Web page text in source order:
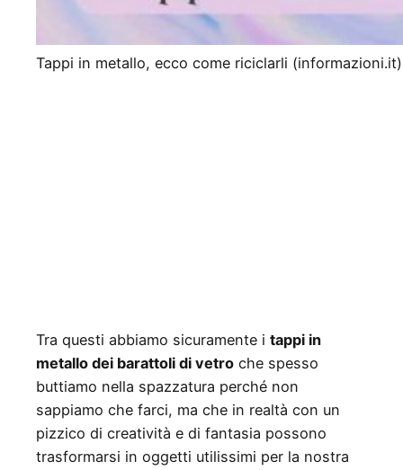
Tappi in metallo, ecco come riciclarli (informazioni.it)
Tra questi abbiamo sicuramente i tappi in
metallo dei barattoli di vetro che spesso
buttiamo nella spazzatura perché non
sappiamo che farci, ma che in realtà con un
pizzico di creatività e di fantasia possono
trasformarsi in oggetti utilissimi per la nostra